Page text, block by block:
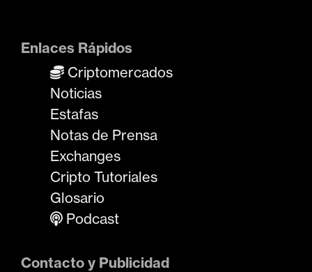
Enlaces Rápidos
Criptomercados
Noticias
Estafas
Notas de Prensa
Exchanges
Cripto Tutoriales
Glosario
Podcast
Contacto y Publicidad